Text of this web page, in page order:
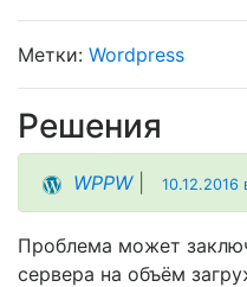
Wordpress
Решения
WPPW 10.12.2016
Проблема может
сервера на объём